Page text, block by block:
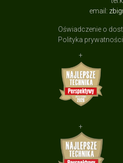
email:
Oświadczenie o
Polityka
+
+